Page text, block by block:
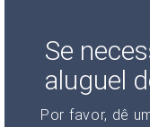
Se
aluguel
Por favor, dê